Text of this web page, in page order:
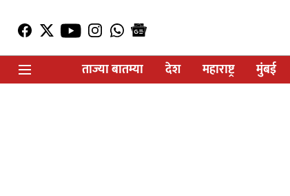
ताज्या बातम्या
देश महाराष्ट्र मुंबई